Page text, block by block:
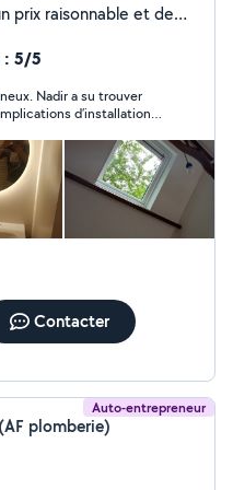
prix raisonnable et de
sommes à votre
pas à nous contacter
: 5/5
Nadir a su trouver
d’installation
Contacter
Auto-entrepreneur
plomberie)